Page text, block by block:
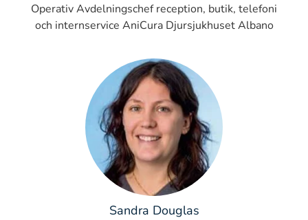
Operativ Avdelningschef reception, butik, telefoni
och internservice AniCura Djursjukhuset Albano
Sandra Douglas